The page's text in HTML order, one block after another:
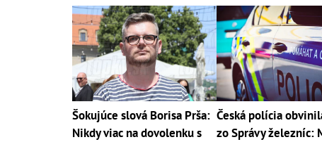
Šokujúce slová Borisa Prša:
Nikdy viac na dovolenku s
Česká polícia
zo Správy železníc: